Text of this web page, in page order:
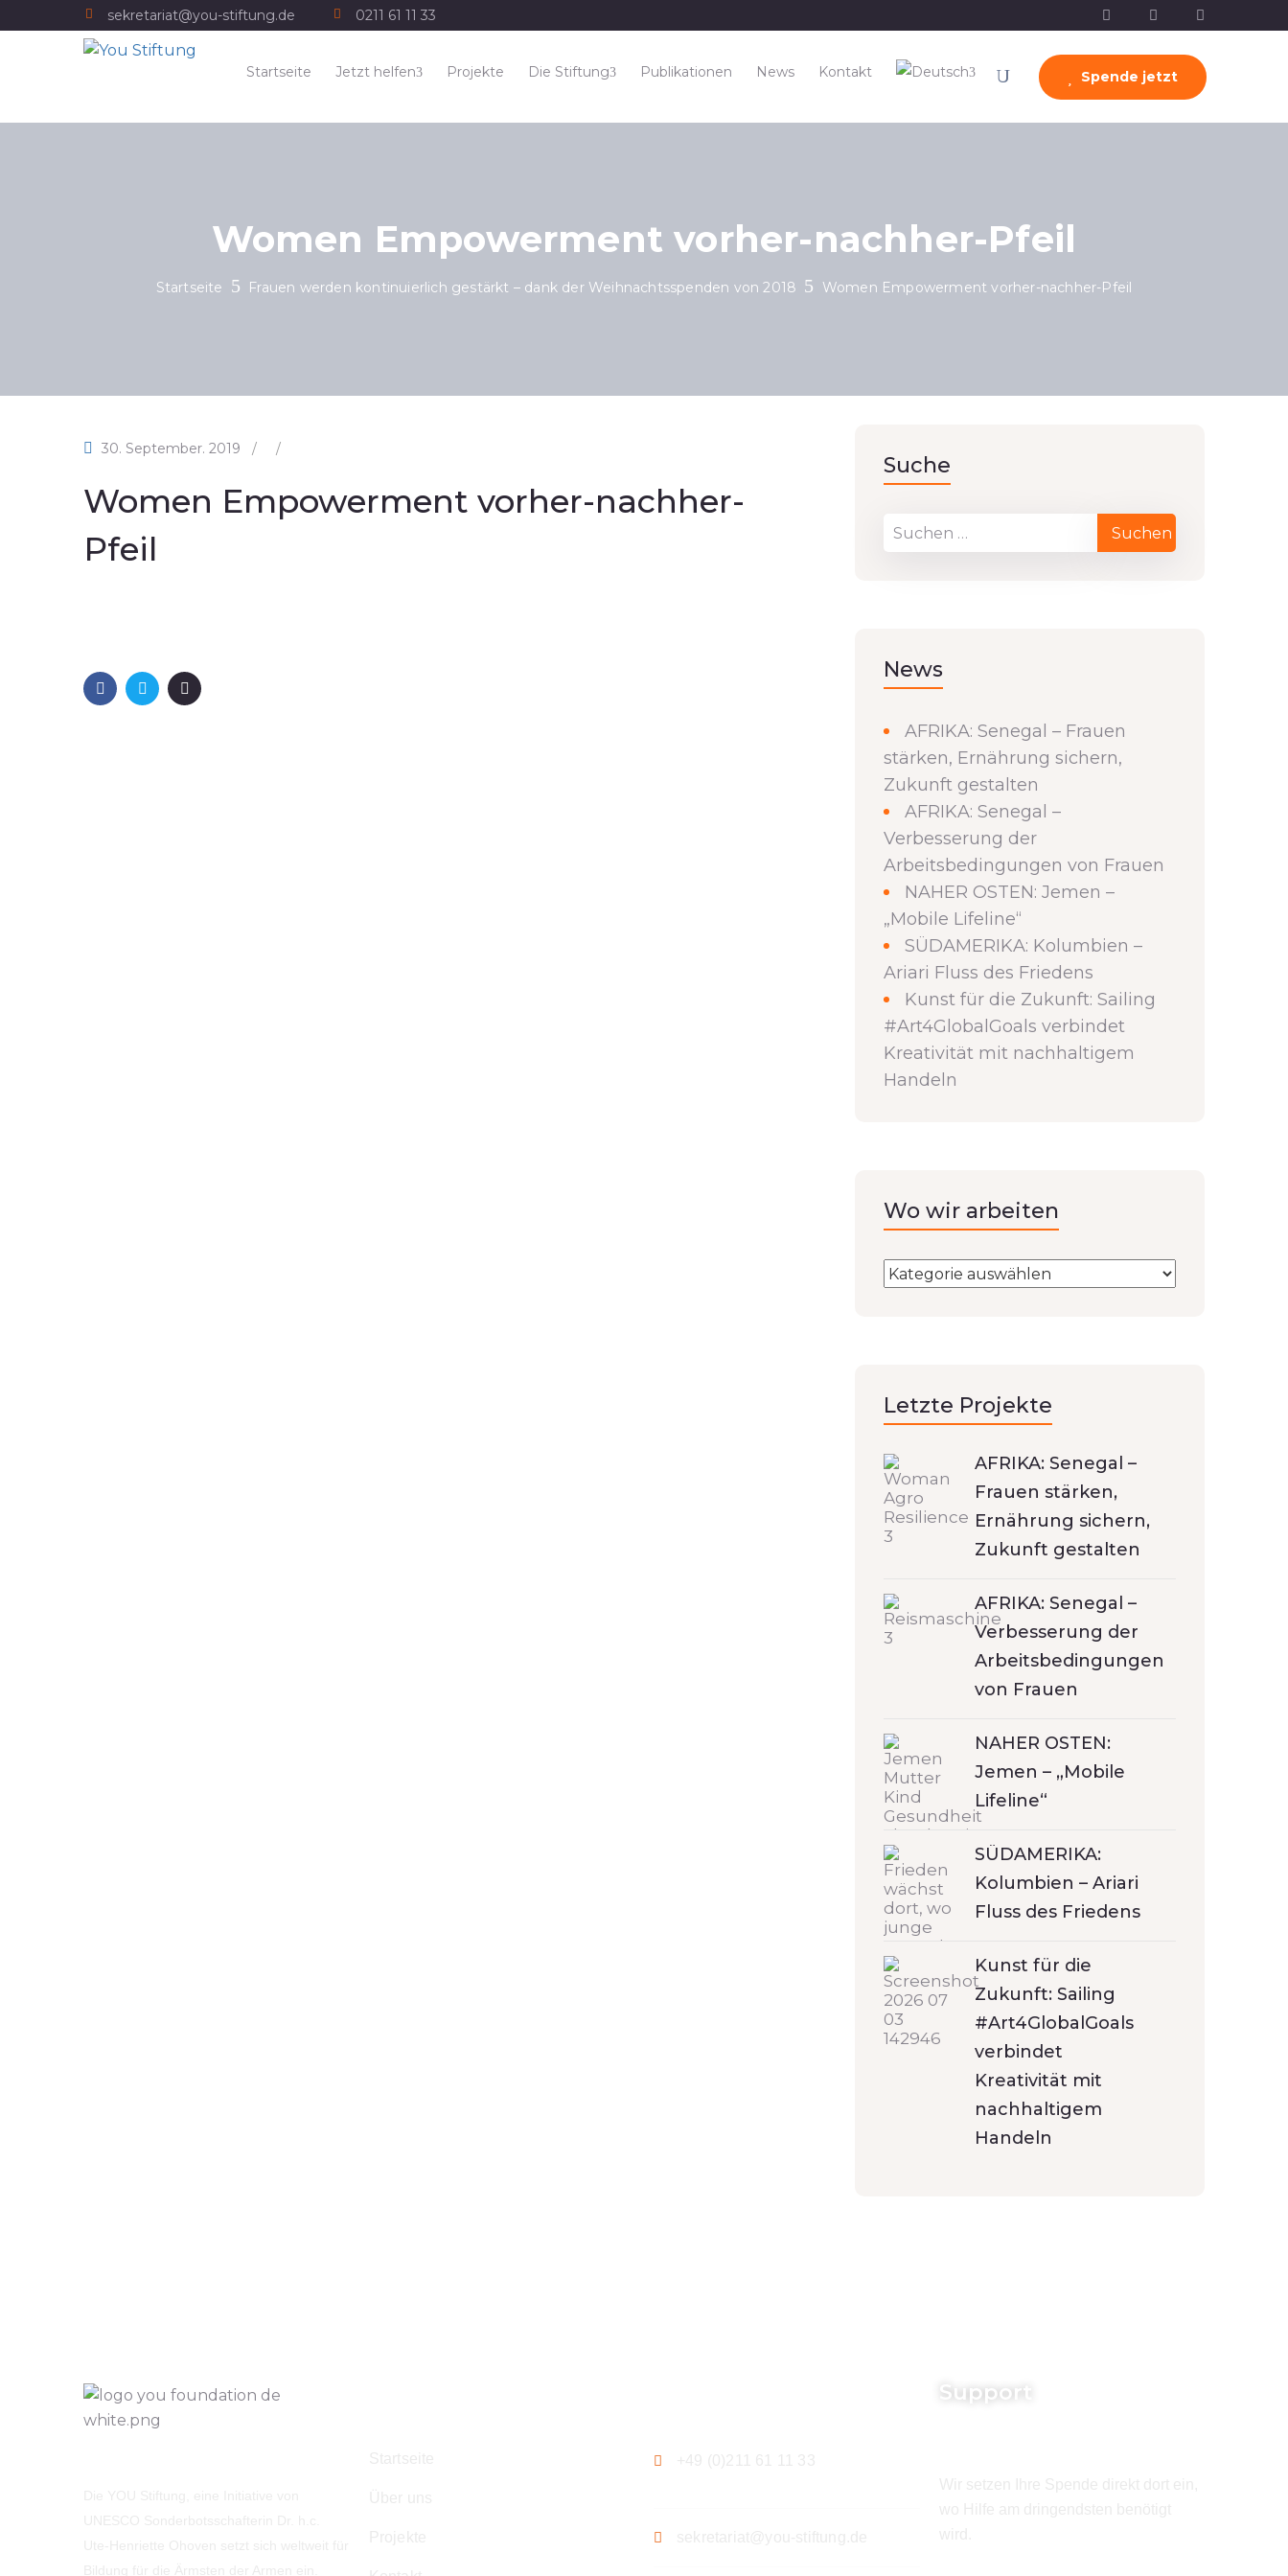
sekretariat@you-stiftung.de 0211 61 11 33
Startseite Jetzt helfen Projekte Die Stiftung Publikationen News Kontakt Spende jetzt
Women Empowerment vorher-nachher-Pfeil
Startseite Frauen werden kontinuierlich gestärkt – dank der Weihnachtsspenden von 2018 Women Empowerment vorher-nachher-Pfeil
30. September. 2019 / /
Women Empowerment vorher-nachher-
Pfeil
Suche
News
AFRIKA: Senegal – Frauen
stärken, Ernährung sichern,
Zukunft gestalten
AFRIKA: Senegal –
Verbesserung der
Arbeitsbedingungen von Frauen
NAHER OSTEN: Jemen –
„Mobile Lifeline“
SÜDAMERIKA: Kolumbien –
Ariari Fluss des Friedens
Kunst für die Zukunft: Sailing
#Art4GlobalGoals verbindet
Kreativität mit nachhaltigem
Handeln
Wo wir arbeiten
Letzte Projekte
AFRIKA: Senegal –
Frauen stärken,
Ernährung sichern,
Zukunft gestalten
AFRIKA: Senegal –
Verbesserung der
Arbeitsbedingungen
von Frauen
NAHER OSTEN:
Jemen – „Mobile
Lifeline“
SÜDAMERIKA:
Kolumbien – Ariari
Fluss des Friedens
Kunst für die
Zukunft: Sailing
#Art4GlobalGoals
verbindet
Kreativität mit
nachhaltigem
Handeln
Support